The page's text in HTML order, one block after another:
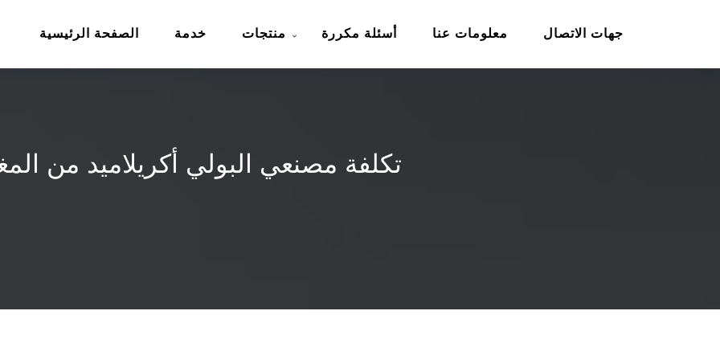
الصفحة الرئيسية خدمة منتجات أسئلة مكررة معلومات عنا جهات الاتصال
تكلفة مصنعي البولي أكريلاميد من